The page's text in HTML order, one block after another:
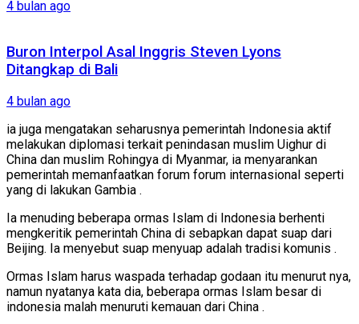
4 bulan ago
Buron Interpol Asal Inggris Steven Lyons
Ditangkap di Bali
4 bulan ago
ia juga mengatakan seharusnya pemerintah Indonesia aktif
melakukan diplomasi terkait penindasan muslim Uighur di
China dan muslim Rohingya di Myanmar, ia menyarankan
pemerintah memanfaatkan forum forum internasional seperti
yang di lakukan Gambia .
Ia menuding beberapa ormas Islam di Indonesia berhenti
mengkeritik pemerintah China di sebapkan dapat suap dari
Beijing. Ia menyebut suap menyuap adalah tradisi komunis .
Ormas Islam harus waspada terhadap godaan itu menurut nya,
namun nyatanya kata dia, beberapa ormas Islam besar di
indonesia malah menuruti kemauan dari China .